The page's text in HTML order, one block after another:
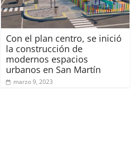
Con el plan centro, se inició
la construcción de
modernos espacios
urbanos en San Martín
marzo 9, 2023